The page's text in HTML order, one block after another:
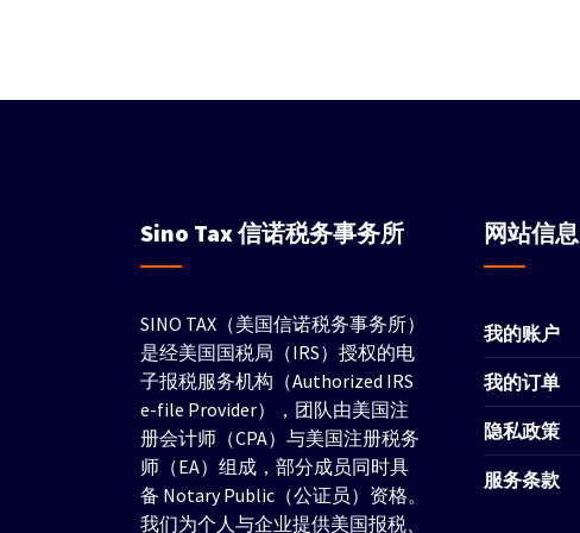
Sino Tax信诺税务事务所
SINO TAX（美国信诺税务事务所）
是经美国国税局（IRS）授权的电
子报税服务机构（Authorized IRS
e-file Provider），团队由美国注
册会计师（CPA）与美国注册税务
师（EA）组成，部分成员同时具
备 Notary Public（公证员）资格。
我们为个人与企业提供美国报税、
网站信息
我的账户
我的订单
隐私政策
服务条款